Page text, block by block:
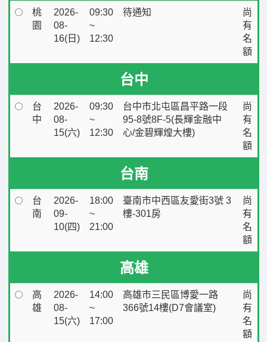
桃
園
2026-
08-
16(日)
09:30
~
12:30
待通知
尚
有
名
額
台中
台
中
2026-
08-
15(六)
09:30
~
12:30
台中市北屯區昌平路一段
95-8號8F-5(長輝金融中
心/金碧輝煌大樓)
尚
有
名
額
台南
台
南
2026-
09-
10(四)
18:00
~
21:00
臺南市中西區友愛街3號 3
樓-301房
尚
有
名
額
高雄
高
雄
2026-
08-
15(六)
14:00
~
17:00
高雄市三民區博愛一路
366號14樓(D7會議室)
尚
有
名
額